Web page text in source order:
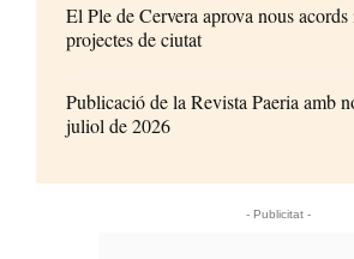
El Ple de Cervera aprova nous
projectes de ciutat
Publicació de la Revista Paeria amb
juliol de 2026
- Publicitat -